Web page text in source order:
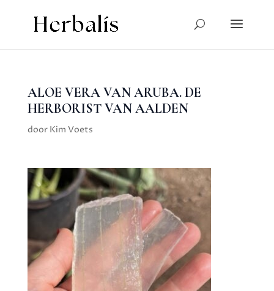
ALOE VERA VAN ARUBA. DE
HERBORIST VAN AALDEN
door Kim Voets